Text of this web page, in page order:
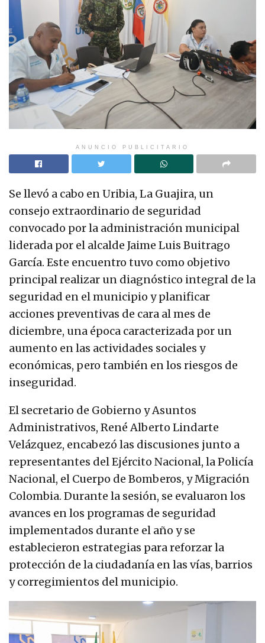
ANUNCIO PUBLICITARIO
Se llevó a cabo en Uribia, La Guajira, un
consejo extraordinario de seguridad
convocado por la administración municipal
liderada por el alcalde Jaime Luis Buitrago
García. Este encuentro tuvo como objetivo
principal realizar un diagnóstico integral de la
seguridad en el municipio y planificar
acciones preventivas de cara al mes de
diciembre, una época caracterizada por un
aumento en las actividades sociales y
económicas, pero también en los riesgos de
inseguridad.
El secretario de Gobierno y Asuntos
Administrativos, René Alberto Lindarte
Velázquez, encabezó las discusiones junto a
representantes del Ejército Nacional, la Policía
Nacional, el Cuerpo de Bomberos, y Migración
Colombia. Durante la sesión, se evaluaron los
avances en los programas de seguridad
implementados durante el año y se
establecieron estrategias para reforzar la
protección de la ciudadanía en las vías, barrios
y corregimientos del municipio.